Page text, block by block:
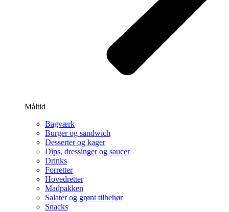
Måltid
Bagværk
Burger og sandwich
Desserter og kager
Dips, dressinger og saucer
Drinks
Forretter
Hovedretter
Madpakken
Salater og grønt tilbehør
Snacks